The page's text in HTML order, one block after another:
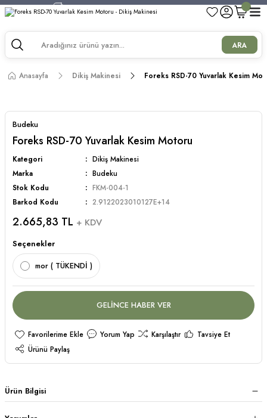
750 TL ve Üzeri Alışverişlerde Kargo Bedava!
750 TL ve Üzeri Alışverişlerde Kargo Bedava!
ARA
Anasayfa Dikiş Makinesi Foreks RSD-70 Yuvarlak Kesim
Budeku
Foreks RSD-70 Yuvarlak Kesim Motoru
Kategori
Dikiş Makinesi
Marka
Budeku
Stok Kodu
FKM-004-1
Barkod Kodu
2.9122023010127E+14
2.665,83 TL + KDV
Seçenekler
mor ( TÜKENDİ )
GELİNCE HABER VER
Yorum Yap Karşılaştır
Tavsiye Et
Ürünü Paylaş
Ürün Bilgisi